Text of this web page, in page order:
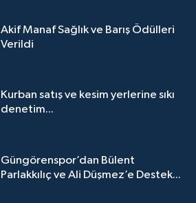
Akif Manaf Sağlık ve Barış Ödülleri
Verildi
Kurban satış ve kesim yerlerine sıkı
denetim...
Güngörenspor’dan Bülent
Parlakkılıç ve Ali Düşmez’e Destek...